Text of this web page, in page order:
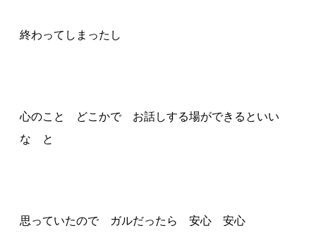
終わってしまったし
心のこと どこかで お話しする場ができるといい
な と
思っていたので ガルだったら 安心 安心